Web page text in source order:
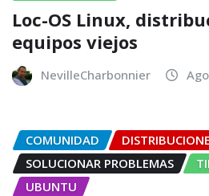
Loc-OS Linux,
equipos viejos
NevilleCharbonnier
COMUNIDAD
SOLUCIONAR PROBLEMAS
UBUNTU